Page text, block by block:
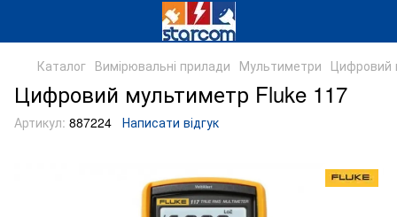
Каталог Вимірювальні прилади Мультиметри Цифровий
Цифровий мультиметр Fluke 117
Артикул: 887224 Написати відгук